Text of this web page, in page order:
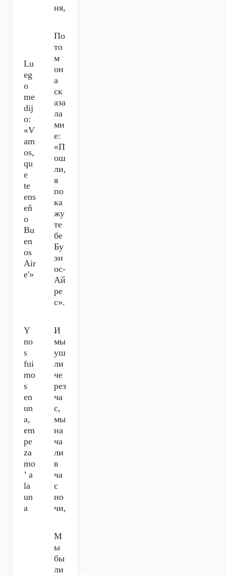
ня,
Lu
eg
o
me
dij
o:
«V
am
os,
qu
e
te
ens
eñ
o
Bu
en
os
Air
e'»
По
то
м
он
а
ск
аза
ла
мн
е:
«П
ош
ли,
я
по
ка
жу
те
бе
Бу
эн
ос-
Ай
ре
с».
Y
no
s
fui
mo
s
en
un
a,
em
pe
za
mo
’ a
la
un
a
И
мы
уш
ли
че
рез
ча
с,
мы
на
ча
ли
в
ча
с
но
чи,
М
ы
бы
ли